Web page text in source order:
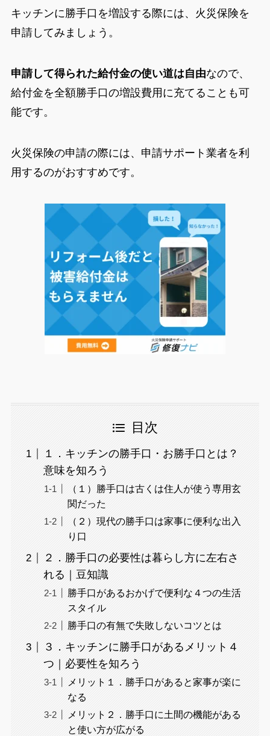
キッチンに勝手口を増設する際には、火災保険を
申請してみましょう。
申請して得られた給付金の使い道は自由なので、
給付金を全額勝手口の増設費用に充てることも可
能です。
火災保険の申請の際には、申請サポート業者を利
用するのがおすすめです。
目次
１．キッチンの勝手口・お勝手口とは？
意味を知ろう
（１）勝手口は古くは住人が使う専用玄
関だった
（２）現代の勝手口は家事に便利な出入
り口
２．勝手口の必要性は暮らし方に左右さ
れる｜豆知識
勝手口があるおかげで便利な４つの生活
スタイル
勝手口の有無で失敗しないコツとは
３．キッチンに勝手口があるメリット４
つ｜必要性を知ろう
メリット１．勝手口があると家事が楽に
なる
メリット２．勝手口に土間の機能がある
と使い方が広がる